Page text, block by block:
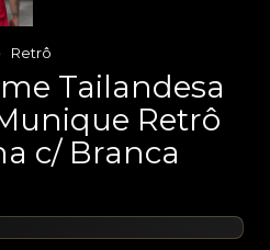
Retrô
Tailandesa
Retrô
c/ Branca